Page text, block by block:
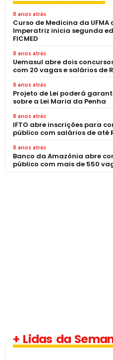
8 anos atrás
Curso de Medicina da UFMA
Imperatriz inicia segunda
FICMED
8 anos atrás
Uemasul abre dois
com 20 vagas e salários de
8 anos atrás
Projeto de Lei poderá
sobre a Lei Maria da Penha
8 anos atrás
IFTO abre inscrições para
público com salários de até
8 anos atrás
Banco da Amazônia abre
público com mais de 550
+ Lidas da
-­ Imperatriz/MA